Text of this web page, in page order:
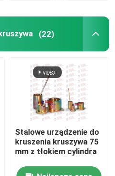
(22)
Stalowe urządzenie do
kruszenia kruszywa 75
mm z tłokiem cylindra